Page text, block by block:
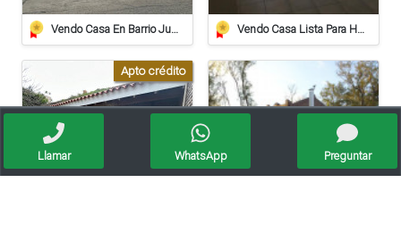
Vendo Casa En Barrio Juan De Garay Calle Corrientes 406 Vendo Casa Lista Para Habitar
Apto crédito
Llamar WhatsApp Preguntar